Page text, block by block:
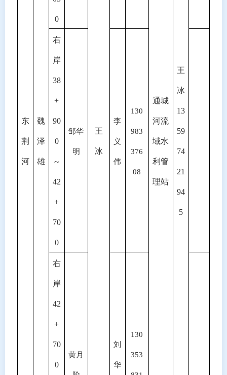
东
荆
河
魏
泽
雄
王
冰
通城
河流
域水
利管
理站
王
冰
13
59
74
21
94
5
0
右
岸
38
+
90
0
～
42
+
70
0
邹华
明
李
义
伟
130
983
376
08
右
岸
42
+
70
0
黄月
刘
华
130
353